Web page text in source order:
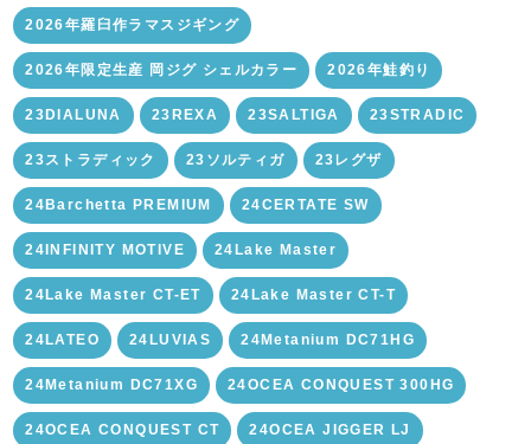
2026年羅臼作ラマスジギング
2026年限定生産 岡ジグ シェルカラー 2026年鮭釣り
23DIALUNA 23REXA 23SALTIGA 23STRADIC
23ストラディック 23ソルティガ 23レグザ
24Barchetta PREMIUM 24CERTATE SW
24INFINITY MOTIVE 24Lake Master
24Lake Master CT-ET 24Lake Master CT-T
24LATEO 24LUVIAS 24Metanium DC71HG
24Metanium DC71XG 24OCEA CONQUEST 300HG
24OCEA CONQUEST CT 24OCEA JIGGER LJ